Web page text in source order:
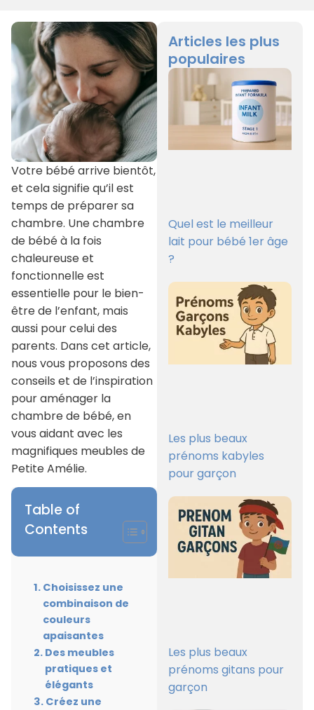
Votre bébé arrive bientôt,
et cela signifie qu’il est
temps de préparer sa
chambre. Une chambre
de bébé à la fois
chaleureuse et
fonctionnelle est
essentielle pour le bien-
être de l’enfant, mais
aussi pour celui des
parents. Dans cet article,
nous vous proposons des
conseils et de l’inspiration
pour aménager la
chambre de bébé, en
vous aidant avec les
magnifiques meubles de
Petite Amélie.
Table of
Contents
Choisissez une
combinaison de
couleurs
apaisantes
Des meubles
pratiques et
élégants
Créez une
Articles les plus
populaires
Quel est le meilleur
lait pour bébé 1er âge
?
Les plus beaux
prénoms kabyles
pour garçon
Les plus beaux
prénoms gitans pour
garçon